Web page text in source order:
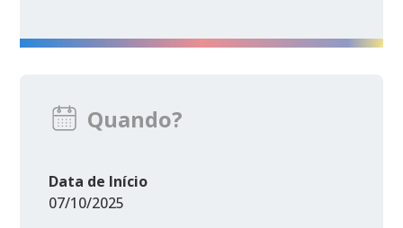
Quando?
Data de Início
07/10/2025